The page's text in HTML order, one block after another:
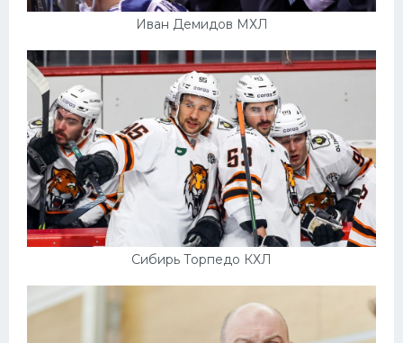
Иван Демидов МХЛ
Сибирь Торпедо КХЛ